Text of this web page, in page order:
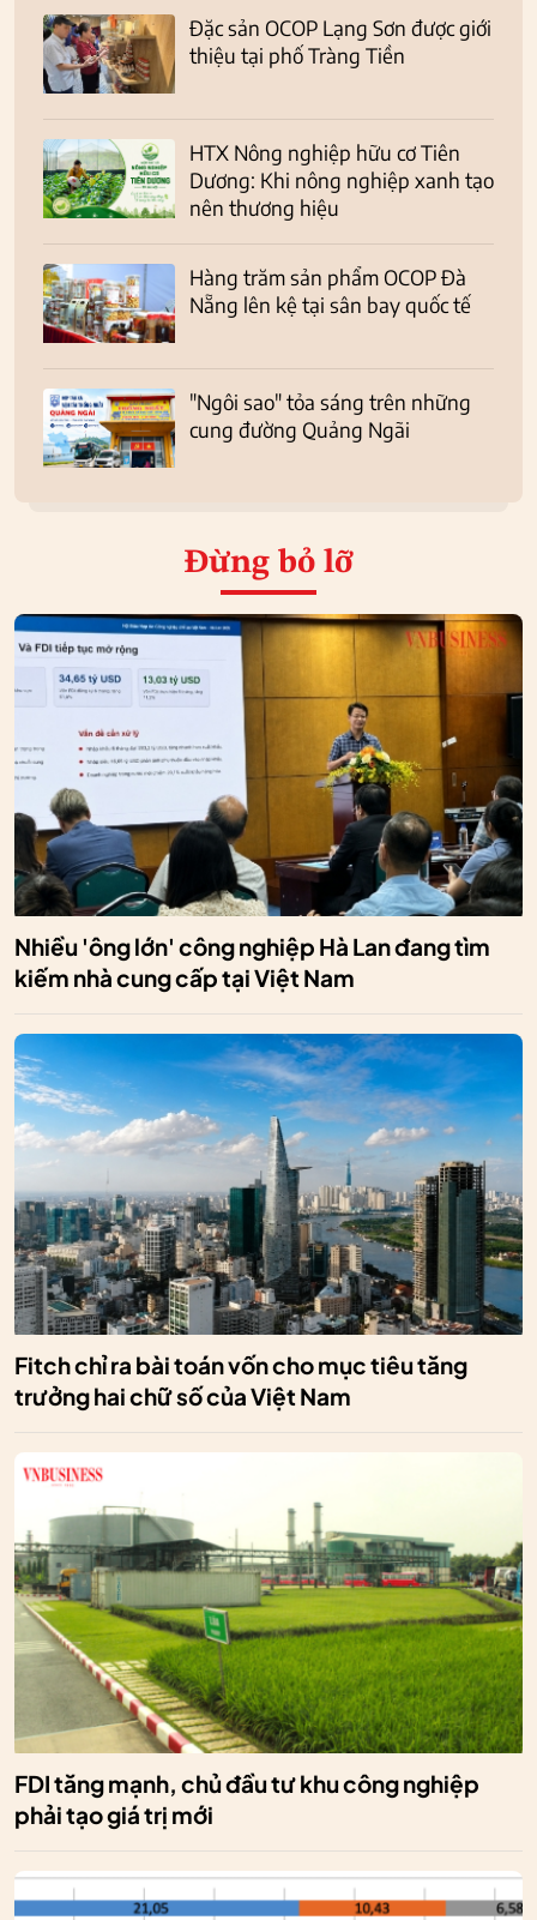
Đặc sản OCOP Lạng Sơn được giới
thiệu tại phố Tràng Tiền
HTX Nông nghiệp hữu cơ Tiên
Dương: Khi nông nghiệp xanh tạo
nên thương hiệu
Hàng trăm sản phẩm OCOP Đà
Nẵng lên kệ tại sân bay quốc tế
"Ngôi sao" tỏa sáng trên những
cung đường Quảng Ngãi
Đừng bỏ lỡ
Nhiều 'ông lớn' công nghiệp Hà Lan đang tìm
kiếm nhà cung cấp tại Việt Nam
Fitch chỉ ra bài toán vốn cho mục tiêu tăng
trưởng hai chữ số của Việt Nam
FDI tăng mạnh, chủ đầu tư khu công nghiệp
phải tạo giá trị mới